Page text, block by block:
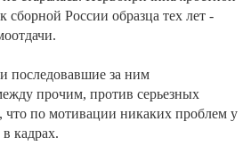
сборной России образца тех лет -
последовавшие за ним
прочим, против серьезных
что по мотивации никаких проблем у
кадрах.